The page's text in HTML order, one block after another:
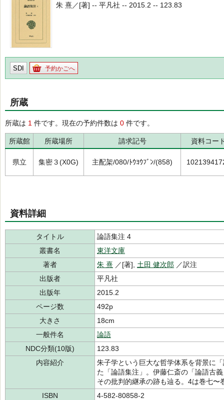
朱 熹／[著] -- 平凡社 -- 2015.2 -- 123.83
SDI 予約かごへ
所蔵
所蔵は 1 件です。現在の予約件数は 0 件です。
所蔵館 所蔵場所 請求記号 資料コー
県立 集密３(X0G) 主配架/080/ﾄｳﾖｳﾌﾞﾝ/(858)
資料詳細
タイトル
論語集注 4
叢書名
東洋文庫
著者
朱 熹 ／[著], 土田 健次郎 ／訳注
出版者
平凡社
出版年
2015.2
ページ数
492p
大きさ
18cm
一般件名
論語
NDC分類(10版)
123.83
内容紹介
朱子学という巨大な哲学体系を背景に
た「論語集注」。伊藤仁斎の「論語古
その批判的継承の跡も辿る。4は巻七〜
ISBN
4-582-80858-2